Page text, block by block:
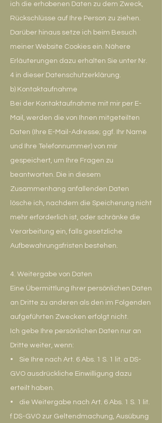
ich die erhobenen Daten zu dem Zweck,
Rückschlüsse auf Ihre Person zu ziehen.
Darüber hinaus setze ich beim Besuch
meiner Website Cookies ein. Nähere
Erläuterungen dazu erhalten Sie unter Nr.
4 in dieser Datenschutzerklärung.
b) Kontaktaufnahme
Bei der Kontaktaufnahme mit mir per E-
Mail, werden die von Ihnen mitgeteilten
Daten (Ihre E-Mail-Adresse; ggf. Ihr Name
und Ihre Telefonnummer) von mir
gespeichert, um Ihre Fragen zu
beantworten. Die in diesem
Zusammenhang anfallenden Daten
lösche ich, nachdem die Speicherung nicht
mehr erforderlich ist, oder schränke die
Verarbeitung ein, falls gesetzliche
Aufbewahrungsfristen bestehen.
4. Weitergabe von Daten
Eine Übermittlung Ihrer persönlichen Daten
an Dritte zu anderen als den im Folgenden
aufgeführten Zwecken erfolgt nicht.
Ich gebe Ihre persönlichen Daten nur an
Dritte weiter, wenn:
• Sie Ihre nach Art. 6 Abs. 1 S. 1 lit. a DS-
GVO ausdrückliche Einwilligung dazu
erteilt haben.
• die Weitergabe nach Art. 6 Abs. 1 S. 1 lit.
f DS-GVO zur Geltendmachung, Ausübung